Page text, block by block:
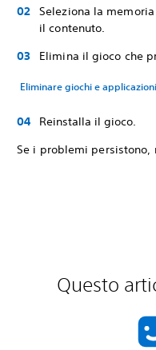
Seleziona la
il contenuto.
Elimina il gioco che
Eliminare giochi e applicazioni
Reinstalla il gioco.
Se i problemi persistono,
Questo